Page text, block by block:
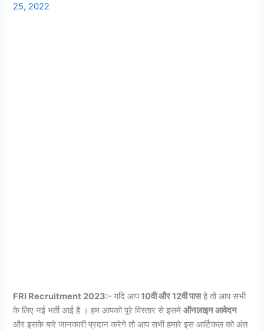
25, 2022
FRI Recruitment 2023:-यदि आप10वी और 12वी पासहै तो आप सभी
के लिए नई भर्ती आई है । हम आपको पूरे विस्तार से इसमेऑनलाइन आवेदन
और इसके बारे जानकारी प्रदान करेगे तो आप सभी हमारे इस आर्टिकल को अंत